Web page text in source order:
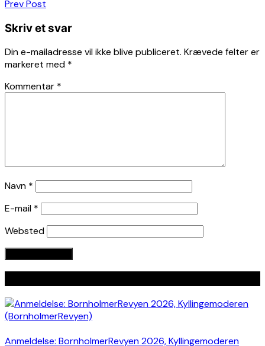
Indlægsnavigation
Prev Post
Skriv et svar
Din e-mailadresse vil ikke blive publiceret. Krævede felter er
markeret med *
Kommentar *
Navn *
E-mail *
Websted
Anmeldelse: BornholmerRevyen 2026, Kyllingemoderen